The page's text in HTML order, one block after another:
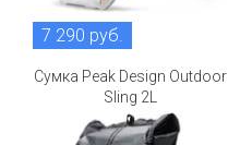
7 290 руб.
Сумка Peak Design Outdoor
Sling 2L